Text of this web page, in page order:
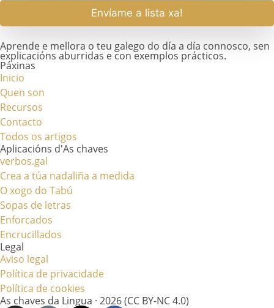
Envíame a lista xa!
Aprende e mellora o teu galego do día a día connosco, sen
explicacións aburridas e con exemplos prácticos.
Páxinas
Inicio
Quen son
Recursos
Contacto
Todos os artigos
Aplicacións d'As chaves
verbos.gal
Crea a túa nadaliña a medida
O xogo do Tabú
Sopas de letras
Enforcados
Encrucillados
Legal
Aviso legal
Política de privacidade
Política de cookies
As chaves da Lingua · 2026 (CC BY-NC 4.0)